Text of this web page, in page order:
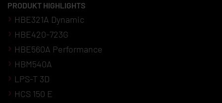
PRODUKT HIGHLIGHTS
HBE321A Dynamic
HBE420-723G
HBE560A Performance
HBM540A
LPS-T 3D
HCS 150 E